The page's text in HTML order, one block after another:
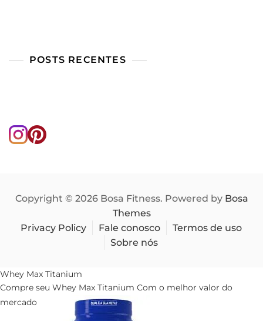
POSTS RECENTES
Copyright © 2026 Bosa Fitness. Powered by Bosa
Themes
Privacy Policy
Fale conosco
Termos de uso
Sobre nós
Whey Max Titanium
Compre seu Whey Max Titanium Com o melhor valor do
mercado